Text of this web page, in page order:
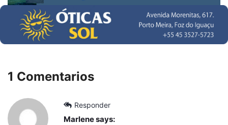
1 Comentarios
Responder
Marlenesays: